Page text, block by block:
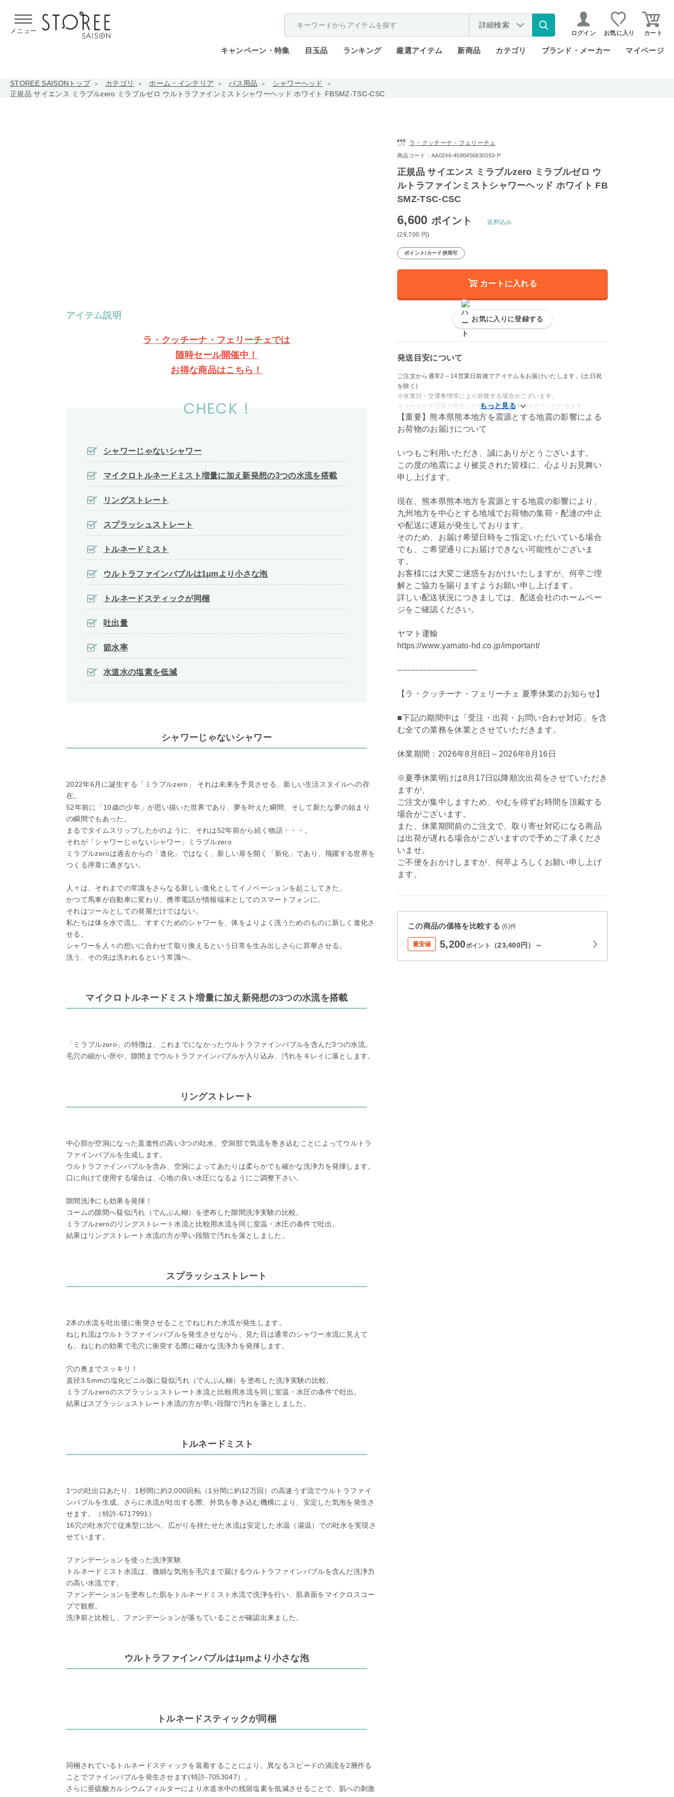
メニュー
詳細検索
ログイン お気に入り カート
キャンペーン・特集 目玉品 ランキング 厳選アイテム 新商品 カテゴリ ブランド・メーカー マイページ
STOREE SAISONトップ カテゴリ ホーム・インテリア バス用品
シャワーヘッド
正規品 サイエンス ミラブルzero ミラブルゼロ ウルトラファインミストシャワーヘッド ホワイト FBSMZ-TSC-CSC
アイテム説明
ラ・クッチーナ・フェリーチェでは
随時セール開催中！
お得な商品はこちら！
CHECK !
シャワーじゃないシャワー
マイクロトルネードミスト増量に加え新発想の3つの水流を搭載
リングストレート
スプラッシュストレート
トルネードミスト
ウルトラファインバブルは1μmより小さな泡
トルネードスティックが同梱
吐出量
節水率
水道水の塩素を低減
シャワーじゃないシャワー
2022年6月に誕生する「ミラブルzero」 それは未来を予見させる、新しい生活スタイルへの存
在。
52年前に「10歳の少年」が思い描いた世界であり、夢を叶えた瞬間、そして新たな夢の始まり
の瞬間でもあった。
まるでタイムスリップしたかのように、それは52年前から続く物語・・・。
それが「シャワーじゃないシャワー」ミラブルzero
ミラブルzeroは過去からの「進化」ではなく、新しい扉を開く「新化」であり、飛躍する世界を
つくる序章に過ぎない。
人々は、それまでの常識をさらなる新しい進化としてイノベーションを起こしてきた。
かつて馬車が自動車に変わり、携帯電話が情報端末としてのスマートフォンに。
それはツールとしての発展だけではない。
私たちは体を水で流し、すすぐためのシャワーを、体をよりよく洗うためのものに新しく進化さ
せる。
シャワーを人々の想いに合わせて取り換えるという日常を生み出しさらに昇華させる。
洗う、その先は洗われるという常識へ。
マイクロトルネードミスト増量に加え新発想の3つの水流を搭載
「ミラブルzero」の特徴は、これまでになかったウルトラファインバブルを含んだ3つの水流。
毛穴の細かい所や、隙間までウルトラファインバブルが入り込み、汚れをキレイに落とします。
リングストレート
中心部が空洞になった直進性の高い3つの吐水。空洞部で気流を巻き込むことによってウルトラ
ファインバブルを生成します。
ウルトラファインバブルを含み、空洞によってあたりは柔らかでも確かな洗浄力を発揮します。
口に向けて使用する場合は、心地の良い水圧になるようにご調整下さい。
隙間洗浄にも効果を発揮！
コームの隙間へ疑似汚れ（でんぷん糊）を塗布した隙間洗浄実験の比較。
ミラブルzeroのリングストレート水流と比較用水流を同じ室温・水圧の条件で吐出。
結果はリングストレート水流の方が早い段階で汚れを落としました。
スプラッシュストレート
2本の水流を吐出後に衝突させることでねじれた水流が発生します。
ねじれ流はウルトラファインバブルを発生させながら、見た目は通常のシャワー水流に見えて
も、ねじれの効果で毛穴に衝突する際に確かな洗浄力を発揮します。
穴の奥までスッキリ！
直径3.5mmの塩化ビニル版に疑似汚れ（でんぷん糊）を塗布した洗浄実験の比較。
ミラブルzeroのスプラッシュストレート水流と比較用水流を同じ室温・水圧の条件で吐出。
結果はスプラッシュストレート水流の方が早い段階で汚れを落としました。
トルネードミスト
1つの吐出口あたり、1秒間に約2,000回転（1分間に約12万回）の高速うず流でウルトラファイ
ンバブルを生成。さらに水流が吐出する際、外気を巻き込む機構により、安定した気泡を発生さ
せます。（特許-6717991）
16穴の吐水穴で従来型に比べ、広がりを持たせた水流は安定した水温（湯温）での吐水を実現さ
せています。
ファンデーションを使った洗浄実験
トルネードミスト水流は、微細な気泡を毛穴まで届けるウルトラファインバブルを含んだ洗浄力
の高い水流です。
ファンデーションを塗布した肌をトルネードミスト水流で洗浄を行い、肌表面をマイクロスコー
プで観察。
洗浄前と比較し、ファンデーションが落ちていることが確認出来ました。
ウルトラファインバブルは1μmより小さな泡
トルネードスティックが同梱
同梱されているトルネードスティックを装着することにより、異なるスピードの渦流を2層作る
ことでファインバブルを発生させます(特許-7053047）。
さらに亜硫酸カルシウムフィルターにより水道水中の残留塩素を低減させることで、肌への刺激
ラ・クッチーナ・フェリーチェ
商品コード：AA0246-4580456830353-P
正規品 サイエンス ミラブルzero ミラブルゼロ ウ
ルトラファインミストシャワーヘッド ホワイト FB
SMZ-TSC-CSC
6,600 ポイント
(29,700 円)
送料込み
ポイント/カード併用可
カートに入れる
お気に入りに登録する
発送目安について
ご注文から通常2～14営業日前後でアイテムをお届けいたします。(土日祝
を除く)
※休業日・交通事情等により前後する場合がございます。
※メーカー欠品等が発生した場合は別途ご連絡させていただきます。
【重要】熊本県熊本地方を震源とする地震の影響による
お荷物のお届けについて
いつもご利用いただき、誠にありがとうございます。
この度の地震により被災された皆様に、心よりお見舞い
申し上げます。
現在、熊本県熊本地方を震源とする地震の影響により、
九州地方を中心とする地域でお荷物の集荷・配達の中止
や配送に遅延が発生しております。
そのため、お届け希望日時をご指定いただいている場合
でも、ご希望通りにお届けできない可能性がございま
す。
お客様には大変ご迷惑をおかけいたしますが、何卒ご理
解とご協力を賜りますようお願い申し上げます。
詳しい配送状況につきましては、配送会社のホームペー
ジをご確認ください。
ヤマト運輸
https://www.yamato-hd.co.jp/important/
------------------------------
【ラ・クッチーナ・フェリーチェ 夏季休業のお知らせ】
■下記の期間中は「受注・出荷・お問い合わせ対応」を含
む全ての業務を休業とさせていただきます。
休業期間：2026年8月8日～2026年8月16日
※夏季休業明けは8月17日以降順次出荷をさせていただき
ますが、
ご注文が集中しますため、やむを得ずお時間を頂戴する
場合がございます。
また、休業期間前のご注文で、取り寄せ対応になる商品
は出荷が遅れる場合がございますので予めご了承くださ
いませ。
ご不便をおかけしますが、何卒よろしくお願い申し上げ
ます。
この商品の価格を比較する(6)件
最安値 5,200ポイント （23,400円）～